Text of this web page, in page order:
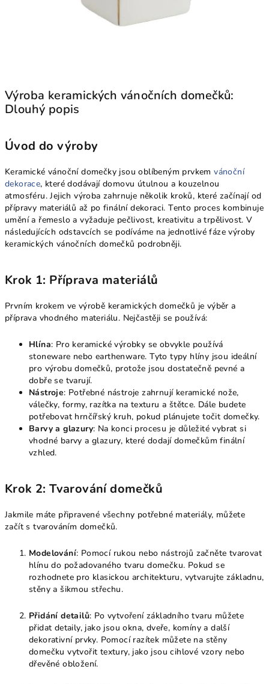
Výroba keramických vánočních domečků:
Dlouhý popis
Úvod do výroby
Keramické vánoční domečky jsou oblíbeným prvkemvánoční
dekorace, které dodávají domovu útulnou a kouzelnou
atmosféru. Jejich výroba zahrnuje několik kroků, které začínají od
přípravy materiálů až po finální dekoraci. Tento proces kombinuje
umění a řemeslo a vyžaduje pečlivost, kreativitu a trpělivost. V
následujících odstavcích se podíváme na jednotlivé fáze výroby
keramických vánočních domečků podrobněji.
Krok 1: Příprava materiálů
Prvním krokem ve výrobě keramických domečků je výběr a
příprava vhodného materiálu. Nejčastěji se používá:
Hlína: Pro keramické výrobky se obvykle používá
stoneware nebo earthenware. Tyto typy hlíny jsou ideální
pro výrobu domečků, protože jsou dostatečně pevné a
dobře se tvarují.
Nástroje: Potřebné nástroje zahrnují keramické nože,
válečky, formy, razítka na texturu a štětce. Dále budete
potřebovat hrnčířský kruh, pokud plánujete točit domečky.
Barvy a glazury: Na konci procesu je důležité vybrat si
vhodné barvy a glazury, které dodají domečkům finální
vzhled.
Krok 2: Tvarování domečků
Jakmile máte připravené všechny potřebné materiály, můžete
začít s tvarováním domečků.
Modelování: Pomocí rukou nebo nástrojů začněte tvarovat
hlínu do požadovaného tvaru domečku. Pokud se
rozhodnete pro klasickou architekturu, vytvarujte základnu,
stěny a šikmou střechu.
Přidání detailů: Po vytvoření základního tvaru můžete
přidat detaily, jako jsou okna, dveře, komíny a další
dekorativní prvky. Pomocí razítek můžete na stěny
domečku vytvořit textury, jako jsou cihlové vzory nebo
dřevěné obložení.